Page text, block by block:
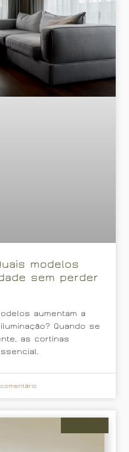
modelos
sem perder
aumentam a
Quando se
as cortinas